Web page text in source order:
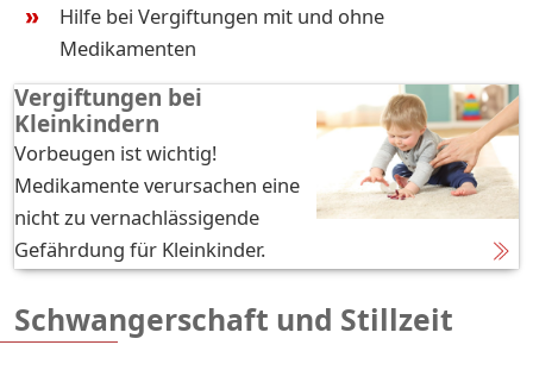
Hilfe bei Vergiftungen mit und ohne
Medikamenten
Vergiftungen bei
Kleinkindern
Vorbeugen ist wichtig!
Medikamente verursachen eine
nicht zu vernachlässigende
Gefährdung für Kleinkinder.
Schwangerschaft und Stillzeit